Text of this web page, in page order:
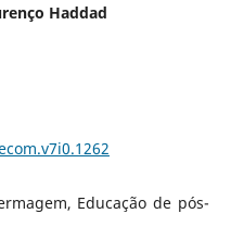
Haddad
Educação de pós-